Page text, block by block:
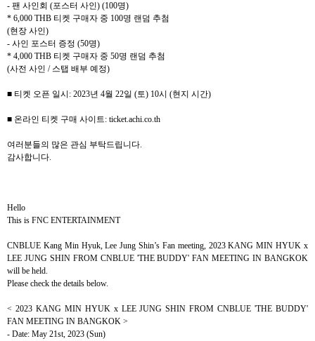
- 팬 사인회 (포스터 사인) (100명)
* 6,000 THB 티켓 구매자 중 100명 랜덤 추첨
(현장 사인)
- 사인 포스터 증정 (50명)
* 4,000 THB 티켓 구매자 중 50명 랜덤 추첨
(사전 사인 / 스탭 배부 예정)
■ 티켓 오픈 일시 : 2023년 4월 22일 (토) 10시 (현지 시간)
■ 온라인 티켓 구매 사이트: ticket.achi.co.th
여러분들의 많은 관심 부탁드립니다.
감사합니다.
Hello
This is FNC ENTERTAINMENT
CNBLUE Kang Min Hyuk, Lee Jung Shin’s Fan meeting, 2023 KANG MIN HYUK x
LEE JUNG SHIN FROM CNBLUE 'THE BUDDY' FAN MEETING IN BANGKOK
will be held.
Please check the details below.
< 2023 KANG MIN HYUK x LEE JUNG SHIN FROM CNBLUE 'THE BUDDY'
FAN MEETING IN BANGKOK >
- Date: May 21st, 2023 (Sun)